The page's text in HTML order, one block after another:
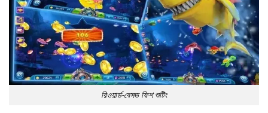
রিওয়ার্ড-বেসড ফিশ শুটিং